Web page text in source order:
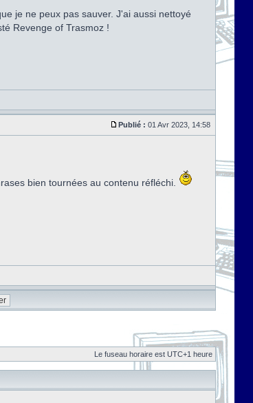
je ne peux pas sauver. J'ai aussi nettoyé
Revenge of Trasmoz !
Publié : 01 Avr 2023, 14:58
bien tournées au contenu réfléchi.
Le fuseau horaire est UTC+1 heure